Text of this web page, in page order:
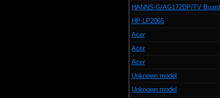
HANNS-G/AG172DP/TV
HP LP2065
Acer
Acer
Acer
Unknown model
Unknown model